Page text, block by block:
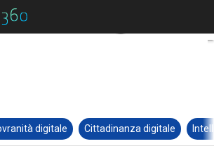
digitale Cittadinanza digitale